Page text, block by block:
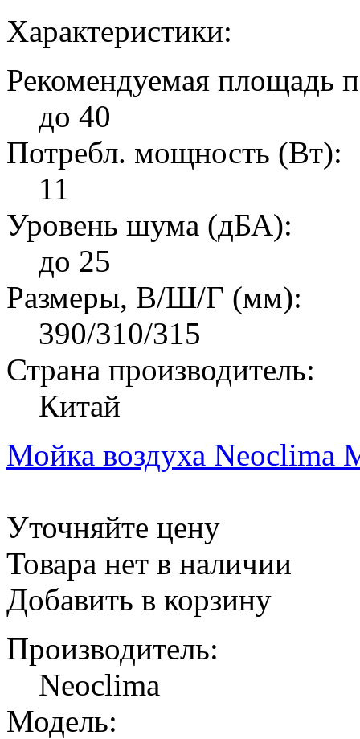
Характеристики:
Рекомендуемая площадь
до 40
Потребл. мощность (Вт):
11
Уровень шума (дБА):
до 25
Размеры, В/Ш/Г (мм):
390/310/315
Страна производитель:
Китай
Мойка воздуха Neoclima
Уточняйте цену
Товара нет в наличии
Добавить в корзину
Производитель:
Neoclima
Модель: